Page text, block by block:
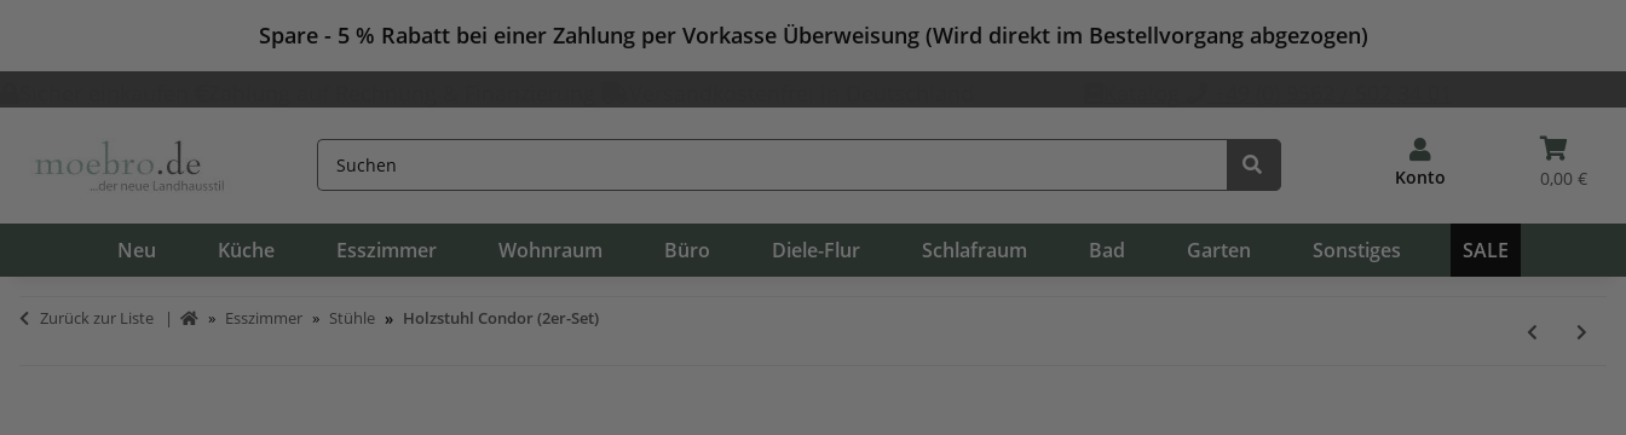
Spare - 5 % Rabatt bei einer Zahlung per Vorkasse Überweisung (Wird direkt im Bestellvorgang abgezogen)
Konto 0,00 €
Neu Küche Esszimmer Wohnraum Büro Diele-Flur Schlafraum Bad Garten Sonstiges SALE
Zurück zur Liste Esszimmer Stühle Holzstuhl Condor (2er-Set)